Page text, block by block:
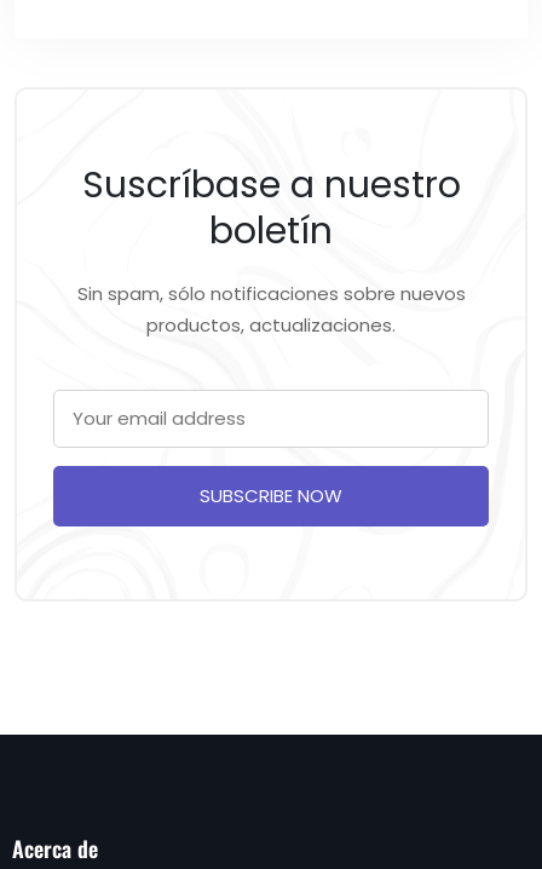
Suscríbase a nuestro
boletín
Sin spam, sólo notificaciones sobre nuevos
productos, actualizaciones.
SUBSCRIBE NOW
Acerca de